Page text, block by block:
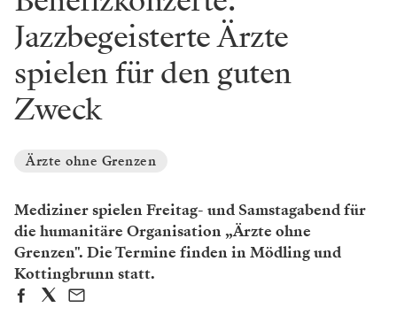
Jazzbegeisterte Ärzte
spielen für den guten
Zweck
Ärzte ohne Grenzen
Mediziner spielen Freitag- und Samstagabend für
die humanitäre Organisation „Ärzte ohne
Grenzen". Die Termine finden in Mödling und
Kottingbrunn statt.